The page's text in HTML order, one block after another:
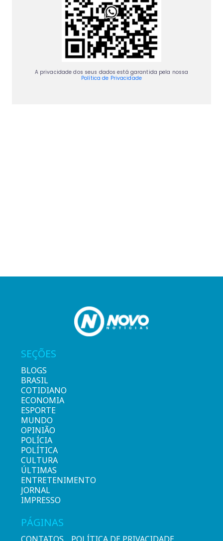
A privacidade dos seus dados está garantida pela nossa
Política de Privacidade
SEÇÕES
BLOGS
BRASIL
COTIDIANO
ECONOMIA
ESPORTE
MUNDO
OPINIÃO
POLÍCIA
POLÍTICA
CULTURA
ÚLTIMAS
ENTRETENIMENTO
JORNAL
IMPRESSO
PÁGINAS